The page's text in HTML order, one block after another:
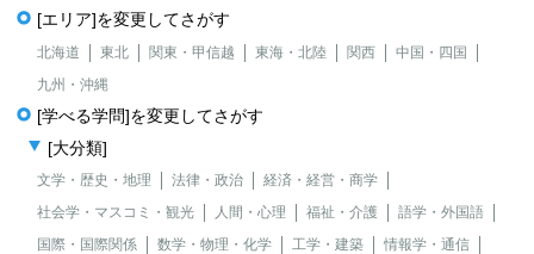
[エリア]を変更してさがす
北海道 東北 関東・甲信越 東海・北陸 関西
中国・四国
九州・沖縄
[学べる学問]を変更してさがす
[大分類]
文学・歴史・地理 法律・政治
経済・経営・商学
社会学・マスコミ・観光
人間・心理 福祉・介護
語学・外国語
国際・国際関係
数学・物理・化学 工学・建築
情報学・通信